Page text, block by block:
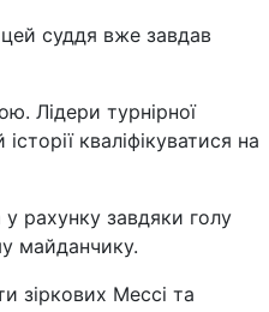
суддя вже завдав
Лідери турнірної
кваліфікуватися на
рахунку завдяки голу
майданчику.
зіркових Мессі та